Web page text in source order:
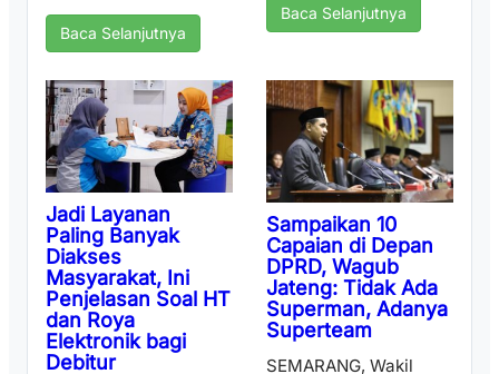
Baca Selanjutnya
Baca Selanjutnya
Jadi Layanan
Paling Banyak
Diakses
Masyarakat, Ini
Penjelasan Soal HT
dan Roya
Elektronik bagi
Debitur
Sampaikan 10
Capaian di Depan
DPRD, Wagub
Jateng: Tidak Ada
Superman, Adanya
Superteam
SEMARANG, Wakil